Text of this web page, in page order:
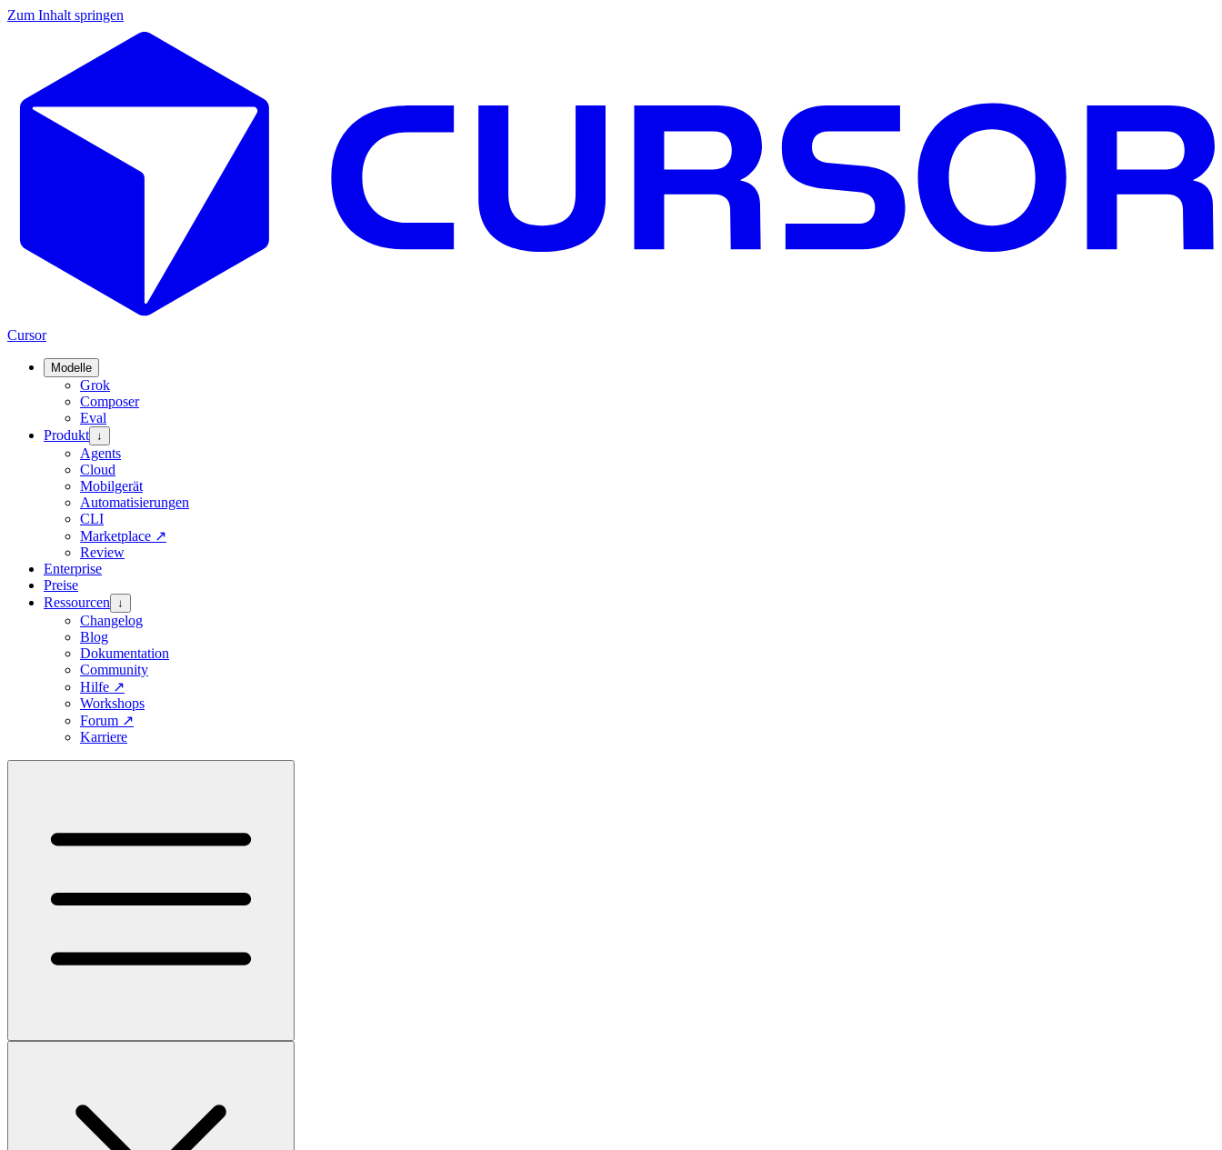
Zum Inhalt springen
Cursor
Modelle
Grok
Composer
Eval
Produkt ↓
Agents
Cloud
Mobilgerät
Automatisierungen
CLI
Marketplace ↗
Review
Enterprise
Preise
Ressourcen
↓
Changelog
Blog
Dokumentation
Community
Hilfe ↗
Workshops
Forum ↗
Karriere